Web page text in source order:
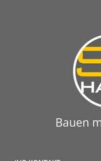
Bauen